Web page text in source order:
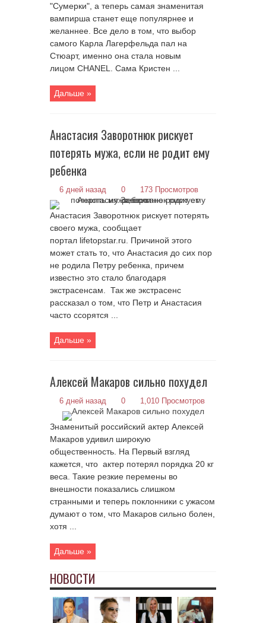
"Сумерки", а теперь самая знаменитая
вампирша станет еще популярнее и
желаннее. Все дело в том, что выбор
самого Карла Лагерфельда пал на
Стюарт, именно она стала новым
лицом CHANEL. Сама Кристен ...
Дальше »
Анастасия Заворотнюк рискует
потерять мужа, если не родит ему
ребенка
6 дней назад 0 173 Просмотров
Анастасия Заворотнюк рискует потерять
своего мужа, сообщает
портал lifetopstar.ru. Причиной этого
может стать то, что Анастасия до сих пор
не родила Петру ребенка, причем
известно это стало благодаря
экстрасенсам. Так же экстрасенс
рассказал о том, что Петр и Анастасия
часто ссорятся ...
Дальше »
Алексей Макаров сильно похудел
6 дней назад 0 1,010 Просмотров
Знаменитый российский актер Алексей
Макаров удивил широкую
общественность. На Первый взгляд
кажется, что актер потерял порядка 20 кг
веса. Такие резкие перемены во
внешности показались слишком
странными и теперь поклонники с ужасом
думают о том, что Макаров сильно болен,
хотя ...
Дальше »
НОВОСТИ